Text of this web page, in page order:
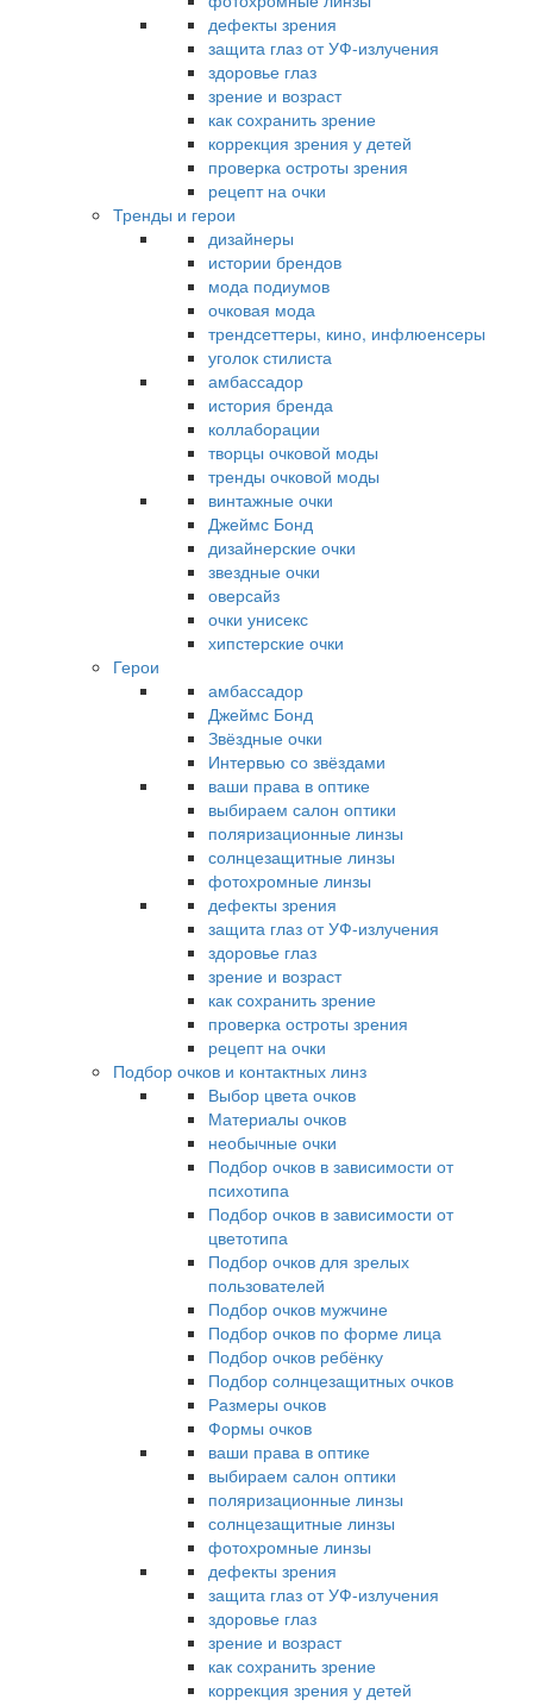
дефекты зрения
защита глаз от УФ-излучения
здоровье глаз
зрение и возраст
как сохранить зрение
коррекция зрения у детей
проверка остроты зрения
рецепт на очки
Тренды и герои
дизайнеры
истории брендов
мода подиумов
очковая мода
трендсеттеры, кино, инфлюенсеры
уголок стилиста
амбассадор
история бренда
коллаборации
творцы очковой моды
тренды очковой моды
винтажные очки
Джеймс Бонд
дизайнерские очки
звездные очки
оверсайз
очки унисекс
хипстерские очки
Герои
амбассадор
Джеймс Бонд
Звёздные очки
Интервью со звёздами
ваши права в оптике
выбираем салон оптики
поляризационные линзы
солнцезащитные линзы
фотохромные линзы
дефекты зрения
защита глаз от УФ-излучения
здоровье глаз
зрение и возраст
как сохранить зрение
проверка остроты зрения
рецепт на очки
Подбор очков и контактных линз
Выбор цвета очков
Материалы очков
необычные очки
Подбор очков в зависимости от
психотипа
Подбор очков в зависимости от
цветотипа
Подбор очков для зрелых
пользователей
Подбор очков мужчине
Подбор очков по форме лица
Подбор очков ребёнку
Подбор солнцезащитных очков
Размеры очков
Формы очков
ваши права в оптике
выбираем салон оптики
поляризационные линзы
солнцезащитные линзы
фотохромные линзы
дефекты зрения
защита глаз от УФ-излучения
здоровье глаз
зрение и возраст
как сохранить зрение
коррекция зрения у детей